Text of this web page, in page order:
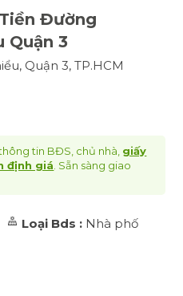
Đường
Quận 3
Quận 3, TP.HCM
tin BĐS, chủ nhà, giấy
định giá. Sẵn sàng giao
Loại Bds : Nhà phố